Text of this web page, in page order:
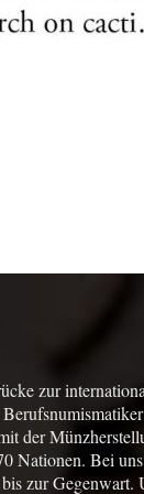
zur
der
Nationen. Bei
zur Gegenwart.